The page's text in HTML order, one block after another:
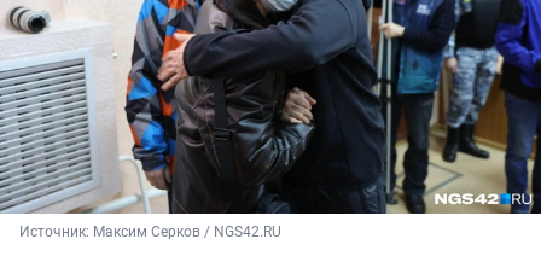
Источник: Максим Серков / NGS42.RU